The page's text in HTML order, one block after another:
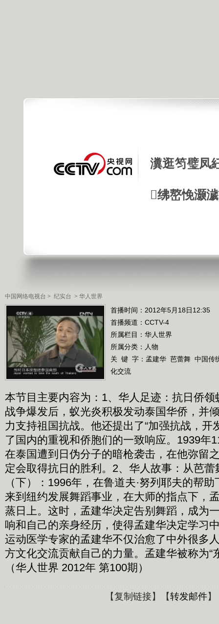
瀵逛笉璧凤
绋嶅悗灏
中国网络电视台 > 纪实台 > 华人世界
首播时间：2012年5月18日12:35
首播频道： CCTV-4
所属栏目： 华人世界
所属分类：人物
关 键 字： 孟建华 芭蕾舞 中国传
化交流
本节目主要内容为：1、华人足迹：抗日侨
战争爆发后，蚁光炎积极发动泰国华侨，并
力支持祖国抗战。他还提出了“加强抗战，开
了国内的重视和侨胞们的一致响应。1939年
在泰国遭到日伪分子的暗枪袭击，在他弥留
定会取得抗日的胜利。2、华人故事：从芭
（下）：1996年，在鲁道夫·努列耶夫的帮
来到纽约发展舞蹈事业，在大师的指点下，
蒸日上。这时，孟建华决定告别舞蹈，成为
响和自己的亲身经历，使得孟建华决定学习
运动医学专家的孟建华不仅治愈了中外很多
方文化交流贡献自己的力量。孟建华被称为“
（华人世界 2012年 第100期）
【复制链接】【转发邮件】